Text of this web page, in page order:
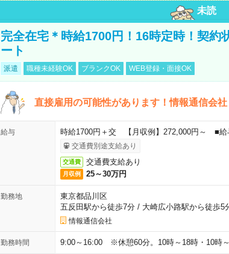
未読
完全在宅＊時給1700円！16時定時！契約
ート
派遣 職種未経験OK ブランクOK WEB登録・面接OK
直接雇用の可能性があります！情報通信会
給与 時給1700円＋交 【月収例】272,000円～ ■給
交通費別途支給あり
交通費 交通費支給あり
月収例 25～30万円
勤務地
東京都品川区
五反田駅から徒歩7分/ 大崎広小路駅から徒歩5
情報通信会社
勤務時間 9:00～16:00 ※休憩60分。10時～18時・10時～